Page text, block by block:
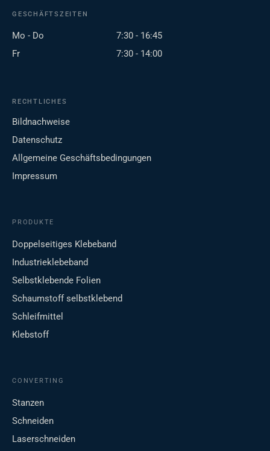
GESCHÄFTSZEITEN
Mo - Do
7:30 - 16:45
Fr
7:30 - 14:00
RECHTLICHES
Bildnachweise
Datenschutz
Allgemeine Geschäftsbedingungen
Impressum
PRODUKTE
Doppelseitiges Klebeband
Industrieklebeband
Selbstklebende Folien
Schaumstoff selbstklebend
Schleifmittel
Klebstoff
CONVERTING
Stanzen
Schneiden
Laserschneiden